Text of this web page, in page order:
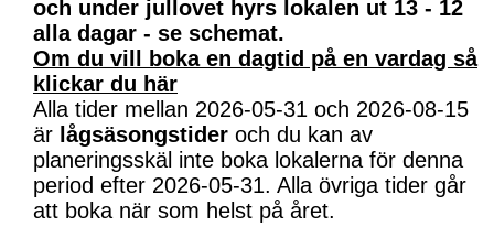
och under jullovet hyrs lokalen ut 13 - 12
alla dagar - se schemat.
Om du vill boka en dagtid på en vardag så
klickar du här
Alla tider mellan 2026-05-31 och 2026-08-15
är lågsäsongstider och du kan av
planeringsskäl inte boka lokalerna för denna
period efter 2026-05-31. Alla övriga tider går
att boka när som helst på året.